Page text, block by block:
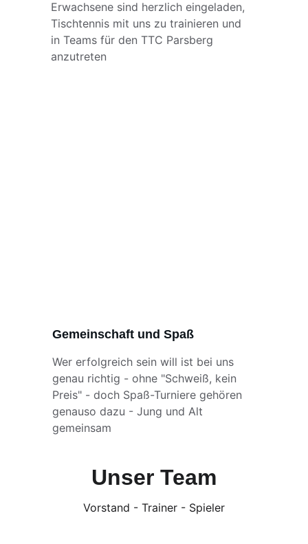
Erwachsene sind herzlich eingeladen,
Tischtennis mit uns zu trainieren und
in Teams für den TTC Parsberg
anzutreten
Wer erfolgreich sein will ist bei uns
genau richtig - ohne "Schweiß, kein
Preis" - doch Spaß-Turniere gehören
genauso dazu - Jung und Alt
gemeinsam
Gemeinschaft und Spaß
Unser Team
Vorstand - Trainer - Spieler